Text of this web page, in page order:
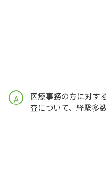
A
医療事務の方に対す
査について、経験多